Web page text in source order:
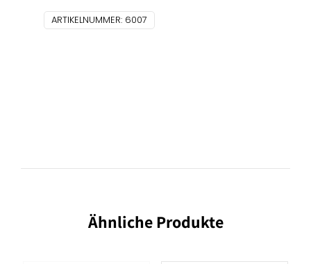
groß
Menge
ARTIKELNUMMER: 6007
Ähnliche Produkte